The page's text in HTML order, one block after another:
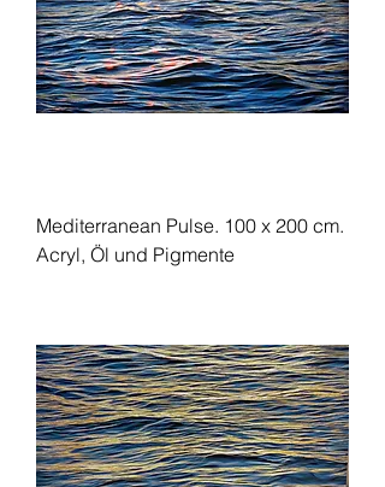
Mediterranean Pulse. 100 x 200 cm.
Acryl, Öl und Pigmente